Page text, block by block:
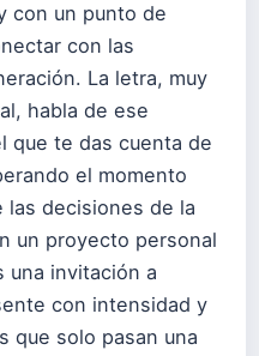
con un punto de
con las
La letra, muy
habla de ese
que te das cuenta de
el momento
decisiones de la
un proyecto personal
una invitación a
con intensidad y
que solo pasan una